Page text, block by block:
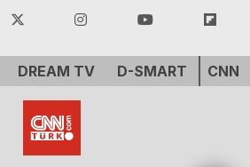
DREAM TV D-SMART CNN